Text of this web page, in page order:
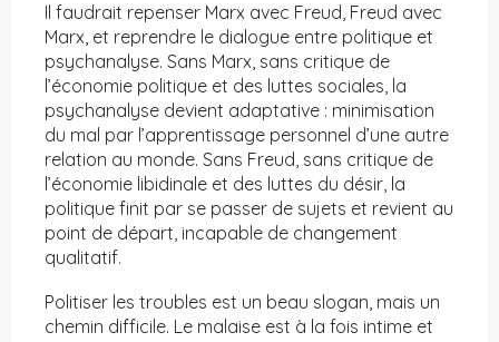
Il faudrait repenser Marx avec Freud, Freud avec
Marx, et reprendre le dialogue entre politique et
psychanalyse. Sans Marx, sans critique de
l’économie politique et des luttes sociales, la
psychanalyse devient adaptative : minimisation
du mal par l’apprentissage personnel d’une autre
relation au monde. Sans Freud, sans critique de
l’économie libidinale et des luttes du désir, la
politique finit par se passer de sujets et revient au
point de départ, incapable de changement
qualitatif.
Politiser les troubles est un beau slogan, mais un
chemin difficile. Le malaise est à la fois intime et